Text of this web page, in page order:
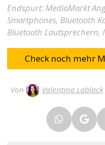
Endspurt: MediaMarkt
Smartphones, Bluetooth
Bluetooth Lautsprechern,
Check noch mehr
Von Valentina Lablack